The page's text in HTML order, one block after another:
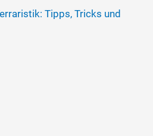
Tipps, Tricks und